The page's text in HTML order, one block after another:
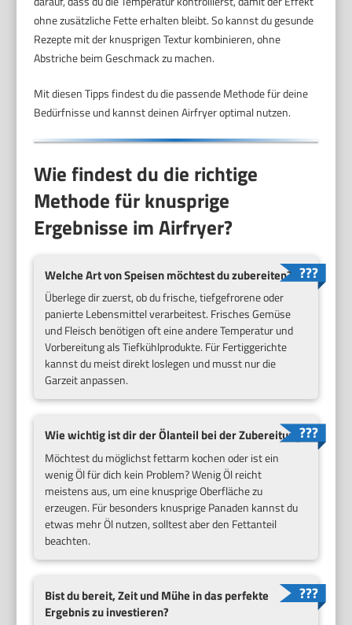
ohne zusätzliche Fette erhalten bleibt. So kannst du gesunde
Rezepte mit der knusprigen Textur kombinieren, ohne
Abstriche beim Geschmack zu machen.
Mit diesen Tipps findest du die passende Methode für deine
Bedürfnisse und kannst deinen Airfryer optimal nutzen.
Wie findest du die richtige
Methode für knusprige
Ergebnisse im Airfryer?
Welche Art von Speisen möchtest du zubereiten?
Überlege dir zuerst, ob du frische, tiefgefrorene oder
panierte Lebensmittel verarbeitest. Frisches Gemüse
und Fleisch benötigen oft eine andere Temperatur und
Vorbereitung als Tiefkühlprodukte. Für Fertiggerichte
kannst du meist direkt loslegen und musst nur die
Garzeit anpassen.
Wie wichtig ist dir der Ölanteil bei der Zubereitung?
Möchtest du möglichst fettarm kochen oder ist ein
wenig Öl für dich kein Problem? Wenig Öl reicht
meistens aus, um eine knusprige Oberfläche zu
erzeugen. Für besonders knusprige Panaden kannst du
etwas mehr Öl nutzen, solltest aber den Fettanteil
beachten.
Bist du bereit, Zeit und Mühe in das perfekte
Ergebnis zu investieren?